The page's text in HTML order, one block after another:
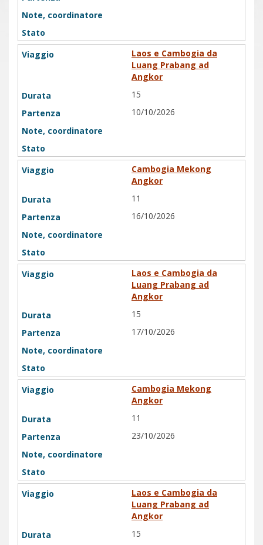
Laos e Cambogia da
Luang Prabang ad
Angkor
15
10/10/2026
Cambogia Mekong
Angkor
11
16/10/2026
Laos e Cambogia da
Luang Prabang ad
Angkor
15
17/10/2026
Cambogia Mekong
Angkor
11
23/10/2026
Laos e Cambogia da
Luang Prabang ad
Angkor
15